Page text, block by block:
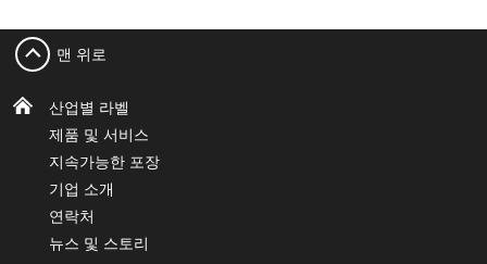
산업별 라벨
제품 및 서비스
지속가능한 포장
기업 소개
연락처
뉴스 및 스토리
맨 위로